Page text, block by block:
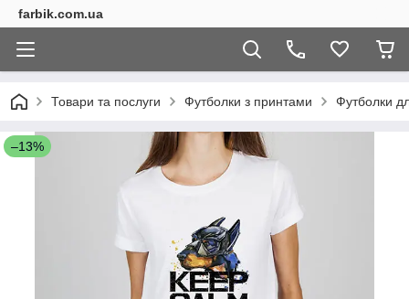
farbik.com.ua
Товари та послуги Футболки з принтами Футболки
–13%